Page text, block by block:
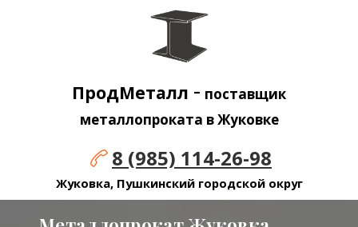
ПродМеталл - поставщик
металлопроката в Жуковке
8 (985) 114-26-98
Жуковка, Пушкинский городской округ